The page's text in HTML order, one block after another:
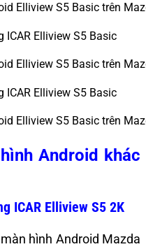
Elliview S5 Basic trên
Elliview S5 Basic trên
Elliview S5 Basic trên
Android khác
ICAR Elliview S5 2K
hình Android Mazda